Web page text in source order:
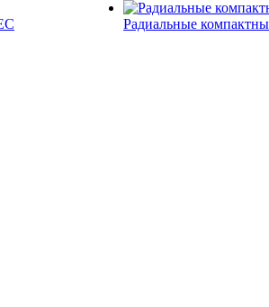
Радиальные